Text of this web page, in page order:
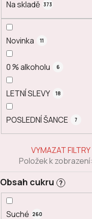
Na skladě 373
Novinka 11
0 % alkoholu 6
LETNÍ SLEVY 18
POSLEDNÍ ŠANCE 7
Obsah cukru ?
Suché 260
VYMAZAT FILTRY
Položek k zobrazení: